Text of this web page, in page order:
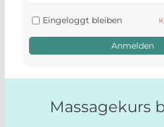
Eingeloggt bleiben
Anmelden
Massagekurs